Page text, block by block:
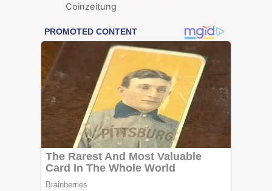
Coinzeitung